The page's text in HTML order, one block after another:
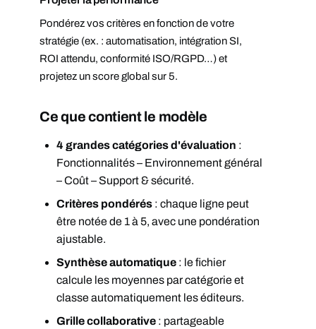
Pondérez vos critères en fonction de votre
stratégie (ex. : automatisation, intégration SI,
ROI attendu, conformité ISO/RGPD…) et
projetez un score global sur 5.
Ce que contient le modèle
4 grandes catégories d'évaluation :
Fonctionnalités – Environnement général
– Coût – Support & sécurité.
Critères pondérés : chaque ligne peut
être notée de 1 à 5, avec une pondération
ajustable.
Synthèse automatique : le fichier
calcule les moyennes par catégorie et
classe automatiquement les éditeurs.
Grille collaborative : partageable